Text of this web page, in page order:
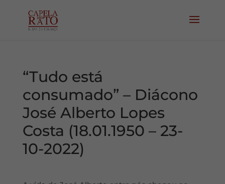
“Tudo está
consumado” – Diácono
José Alberto Lopes
Costa (18.01.1950 – 23-
10-2022)